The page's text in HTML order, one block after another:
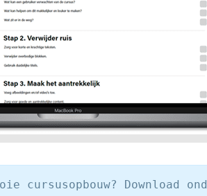
cursusopbouw? Download